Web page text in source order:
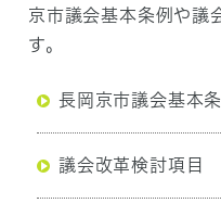
京市議会基本条例や議
す。
長岡京市議会基本条
議会改革検討項目